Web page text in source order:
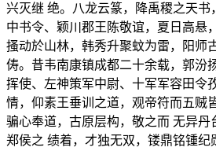
兴灭继 绝。八龙云篆，降禹稷之天
中书令、颖川郡王陈敬谊，夏日高悬
搔动於山林，韩秀升聚蚊为雷，阳师
俦。昔韦南康镇成都二十余载，郭汾
挥使、左神策军中尉、十军军容田令
情，仰素王垂训之道，观帝符而五贼
骗心奉道，古原层构，敬之而 无异
郑侯之 绩着，才独无双，镂鼎铭锺